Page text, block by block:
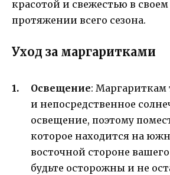
красотой и свежестью в своем
протяжении всего сезона.
Уход за маргаритками
Освещение: Маргариткам
и непосредственное
освещение, поэтому
которое находится на
восточной стороне
будьте осторожны и не